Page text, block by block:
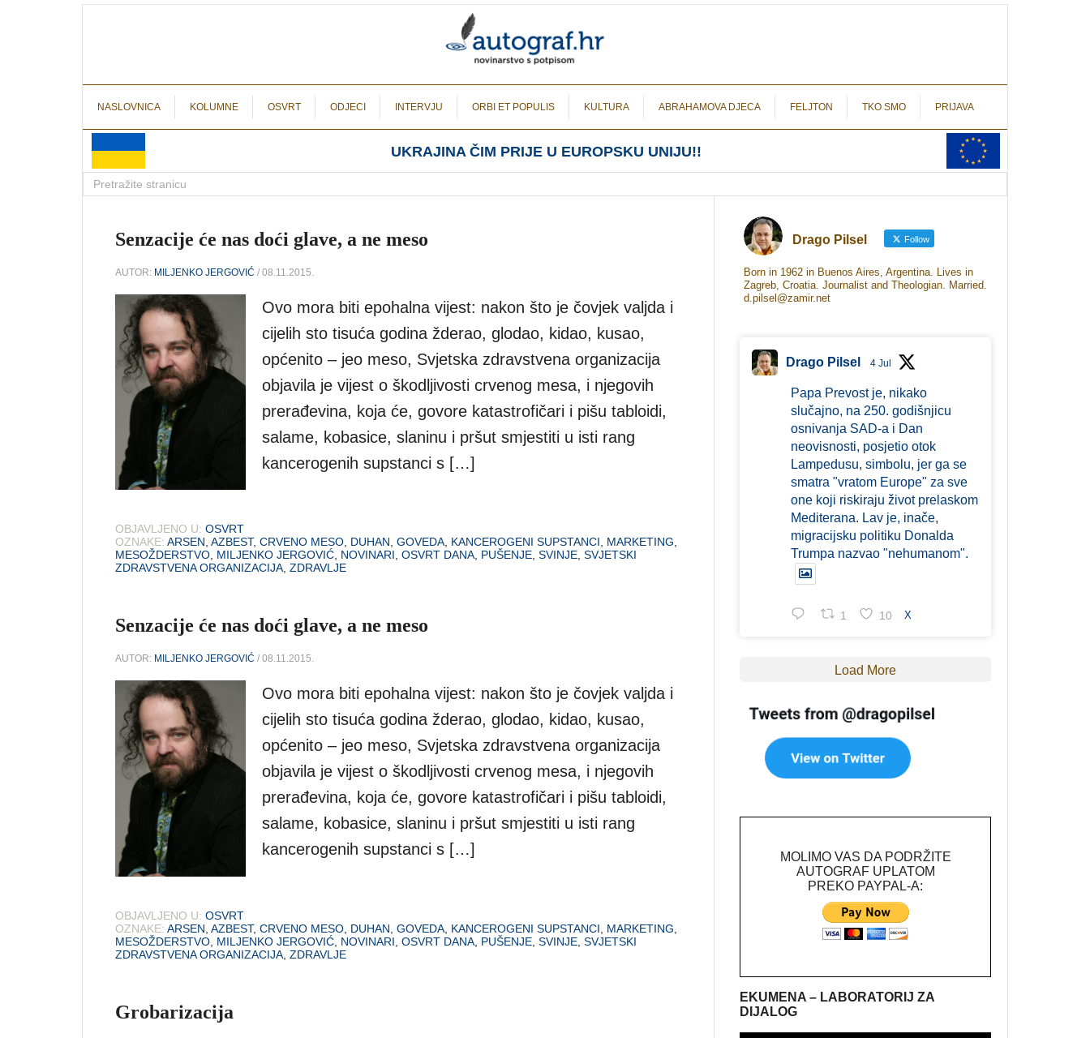
NASLOVNICA KOLUMNE OSVRT ODJECI INTERVJU ORBI ET POPULIS KULTURA ABRAHAMOVA DJECA FELJTON TKO SMO PRIJAVA
UKRAJINA ČIM PRIJE U EUROPSKU UNIJU!!
Senzacije će nas doći glave, a ne meso
AUTOR: MILJENKO JERGOVIĆ / 08.11.2015.
Ovo mora biti epohalna vijest: nakon što je čovjek valjda i
cijelih sto tisuća godina žderao, glodao, kidao, kusao,
općenito – jeo meso, Svjetska zdravstvena organizacija
objavila je vijest o škodljivosti crvenog mesa, i njegovih
prerađevina, koja će, govore katastrofičari i pišu tabloidi,
salame, kobasice, slaninu i pršut smjestiti u isti rang
kancerogenih supstanci s […]
OBJAVLJENO U: OSVRT
OZNAKE: ARSEN, AZBEST, CRVENO MESO, DUHAN, GOVEDA, KANCEROGENI SUPSTANCI, MARKETING,
MESOŽDERSTVO, MILJENKO JERGOVIĆ, NOVINARI, OSVRT DANA, PUŠENJE, SVINJE, SVJETSKI
ZDRAVSTVENA ORGANIZACIJA, ZDRAVLJE
Senzacije će nas doći glave, a ne meso
AUTOR: MILJENKO JERGOVIĆ / 08.11.2015.
Ovo mora biti epohalna vijest: nakon što je čovjek valjda i
cijelih sto tisuća godina žderao, glodao, kidao, kusao,
općenito – jeo meso, Svjetska zdravstvena organizacija
objavila je vijest o škodljivosti crvenog mesa, i njegovih
prerađevina, koja će, govore katastrofičari i pišu tabloidi,
salame, kobasice, slaninu i pršut smjestiti u isti rang
kancerogenih supstanci s […]
OBJAVLJENO U: OSVRT
OZNAKE: ARSEN AZBEST, CRVENO MESO DUHAN GOVEDA KANCEROGENI SUPSTANCI MARKETING
MESOŽDERSTVO MILJENKO JERGOVIĆ NOVINARI OSVRT DANA PUŠENJE SVINJE SVJETSKI
ZDRAVSTVENA ORGANIZACIJA ZDRAVLJE
Grobarizacija
Drago Pilsel Follow
Born in 1962 in Buenos Aires, Argentina. Lives in
Zagreb, Croatia. Journalist and Theologian. Married.
d.pilsel@zamir.net
Drago Pilsel 4 Jul
Papa Prevost je, nikako
slučajno, na 250. godišnjicu
osnivanja SAD-a i Dan
neovisnosti, posjetio otok
Lampedusu, simbolu, jer ga se
smatra "vratom Europe" za sve
one koji riskiraju život prelaskom
Mediterana. Lav je, inače,
migracijsku politiku Donalda
Trumpa nazvao "nehumanom".
1 10 X
Load More
MOLIMO VAS DA PODRŽITE
AUTOGRAF UPLATOM
PREKO PAYPAL-A:
EKUMENA – LABORATORIJ ZA
DIJALOG